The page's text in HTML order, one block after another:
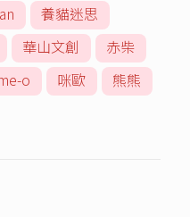
養貓迷思
華山文創
赤柴
o 咪歐
熊熊